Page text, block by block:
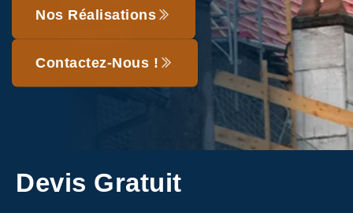
Nos Réalisations
Contactez-Nous !
Devis Gratuit